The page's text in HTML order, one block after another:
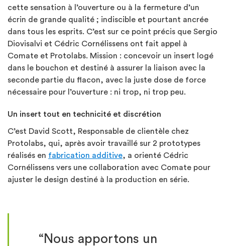
cette sensation à l’ouverture ou à la fermeture d’un
écrin de grande qualité ; indiscible et pourtant ancrée
dans tous les esprits. C’est sur ce point précis que Sergio
Diovisalvi et Cédric Cornélissens ont fait appel à
Comate et Protolabs. Mission : concevoir un insert logé
dans le bouchon et destiné à assurer la liaison avec la
seconde partie du flacon, avec la juste dose de force
nécessaire pour l’ouverture : ni trop, ni trop peu.
Un insert tout en technicité et discrétion
C’est David Scott, Responsable de clientèle chez
Protolabs, qui, après avoir travaillé sur 2 prototypes
réalisés en fabrication additive, a orienté Cédric
Cornélissens vers une collaboration avec Comate pour
ajuster le design destiné à la production en série.
“Nous apportons un